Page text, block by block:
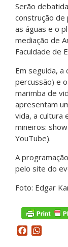
Serão
construção de
as águas e o
mediação de
Faculdade de
Em seguida, a
percussão) e
marimba de
apresentam
vida, a cultura
mineiros:
YouTube).
A
pelo site do
Foto: Edgar
Facebook